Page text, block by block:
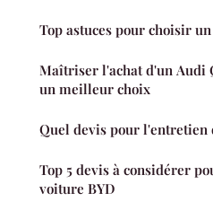
Top astuces pour choisir
Maîtriser l'achat d'un Audi
un meilleur choix
Quel devis pour l'entretien
Top 5 devis à considérer
voiture BYD